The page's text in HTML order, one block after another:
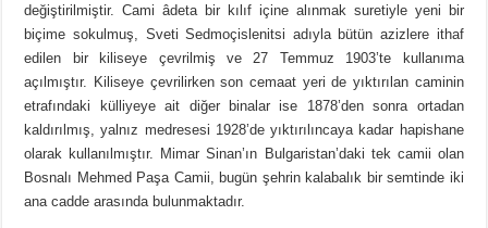
değiştirilmiştir. Cami âdeta bir kılıf içine alınmak suretiyle yeni bir
biçime sokulmuş, Sveti Sedmoçislenitsi adıyla bütün azizlere ithaf
edilen bir kiliseye çevrilmiş ve 27 Temmuz 1903’te kullanıma
açılmıştır. Kiliseye çevrilirken son cemaat yeri de yıktırılan caminin
etrafındaki külliyeye ait diğer binalar ise 1878’den sonra ortadan
kaldırılmış, yalnız medresesi 1928’de yıktırılıncaya kadar hapishane
olarak kullanılmıştır. Mimar Sinan’ın Bulgaristan’daki tek camii olan
Bosnalı Mehmed Paşa Camii, bugün şehrin kalabalık bir semtinde iki
ana cadde arasında bulunmaktadır.